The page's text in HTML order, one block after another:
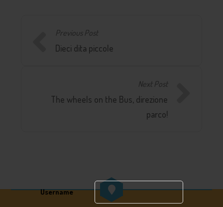
Username
Previous Post
Dieci dita piccole
Next Post
The wheels on the Bus, direzione
parco!